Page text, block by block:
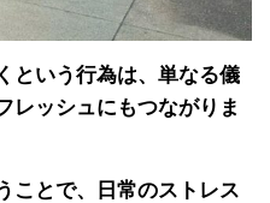
という行為は、単なる儀
レッシュにもつながりま
ことで、日常のストレス